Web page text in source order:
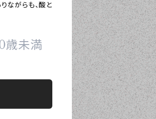
ながらも、酸と
歳未満